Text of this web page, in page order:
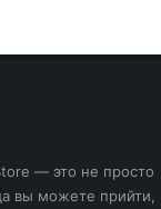
— это не просто
вы можете прийти,